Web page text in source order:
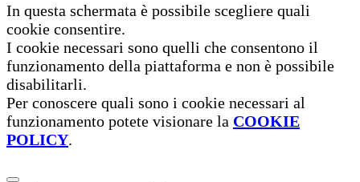
In questa schermata è possibile scegliere quali
cookie consentire.
I cookie necessari sono quelli che consentono il
funzionamento della piattaforma e non è possibile
disabilitarli.
Per conoscere quali sono i cookie necessari al
funzionamento potete visionare la COOKIE
POLICY.